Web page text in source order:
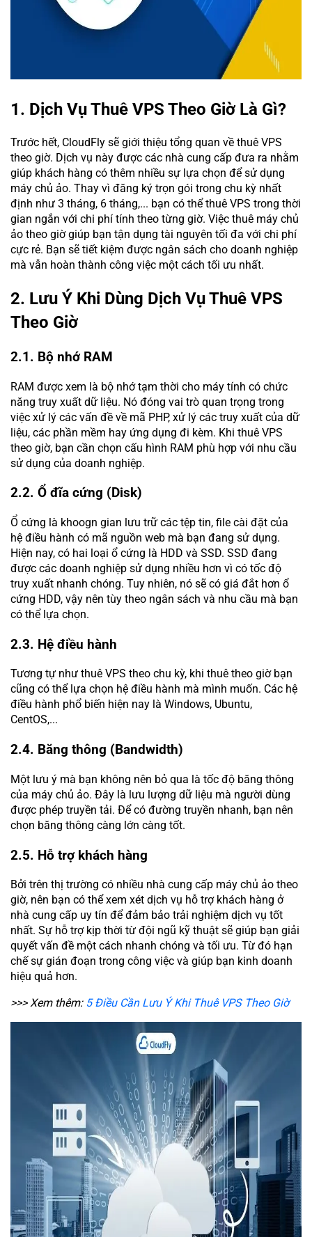
1. Dịch Vụ Thuê VPS Theo Giờ Là Gì?
Trước hết, CloudFly sẽ giới thiệu tổng quan về thuê VPS
theo giờ. Dịch vụ này được các nhà cung cấp đưa ra nhằm
giúp khách hàng có thêm nhiều sự lựa chọn để sử dụng
máy chủ ảo. Thay vì đăng ký trọn gói trong chu kỳ nhất
định như 3 tháng, 6 tháng,... bạn có thể thuê VPS trong thời
gian ngắn với chi phí tính theo từng giờ. Việc thuê máy chủ
ảo theo giờ giúp bạn tận dụng tài nguyên tối đa với chi phí
cực rẻ. Bạn sẽ tiết kiệm được ngân sách cho doanh nghiệp
mà vẫn hoàn thành công việc một cách tối ưu nhất.
2. Lưu Ý Khi Dùng Dịch Vụ Thuê VPS
Theo Giờ
2.1. Bộ nhớ RAM
RAM được xem là bộ nhớ tạm thời cho máy tính có chức
năng truy xuất dữ liệu. Nó đóng vai trò quan trọng trong
việc xử lý các vấn đề về mã PHP, xử lý các truy xuất của dữ
liệu, các phần mềm hay ứng dụng đi kèm. Khi thuê VPS
theo giờ, bạn cần chọn cấu hình RAM phù hợp với nhu cầu
sử dụng của doanh nghiệp.
2.2. Ổ đĩa cứng (Disk)
Ổ cứng là khoogn gian lưu trữ các tệp tin, file cài đặt của
hệ điều hành có mã nguồn web mà bạn đang sử dụng.
Hiện nay, có hai loại ổ cứng là HDD và SSD. SSD đang
được các doanh nghiệp sử dụng nhiều hơn vì có tốc độ
truy xuất nhanh chóng. Tuy nhiên, nó sẽ có giá đắt hơn ổ
cứng HDD, vậy nên tùy theo ngân sách và nhu cầu mà bạn
có thể lựa chọn.
2.3. Hệ điều hành
Tương tự như thuê VPS theo chu kỳ, khi thuê theo giờ bạn
cũng có thể lựa chọn hệ điều hành mà mình muốn. Các hệ
điều hành phổ biến hiện nay là Windows, Ubuntu,
CentOS,...
2.4. Băng thông (Bandwidth)
Một lưu ý mà bạn không nên bỏ qua là tốc độ băng thông
của máy chủ ảo. Đây là lưu lượng dữ liệu mà người dùng
được phép truyền tải. Để có đường truyền nhanh, bạn nên
chọn băng thông càng lớn càng tốt.
2.5. Hỗ trợ khách hàng
Bởi trên thị trường có nhiều nhà cung cấp máy chủ ảo theo
giờ, nên bạn có thể xem xét dịch vụ hỗ trợ khách hàng ở
nhà cung cấp uy tín để đảm bảo trải nghiệm dịch vụ tốt
nhất. Sự hỗ trợ kịp thời từ đội ngũ kỹ thuật sẽ giúp bạn giải
quyết vấn đề một cách nhanh chóng và tối ưu. Từ đó hạn
chế sự gián đoạn trong công việc và giúp bạn kinh doanh
hiệu quả hơn.
>>> Xem thêm: 5 Điều Cần Lưu Ý Khi Thuê VPS Theo Giờ